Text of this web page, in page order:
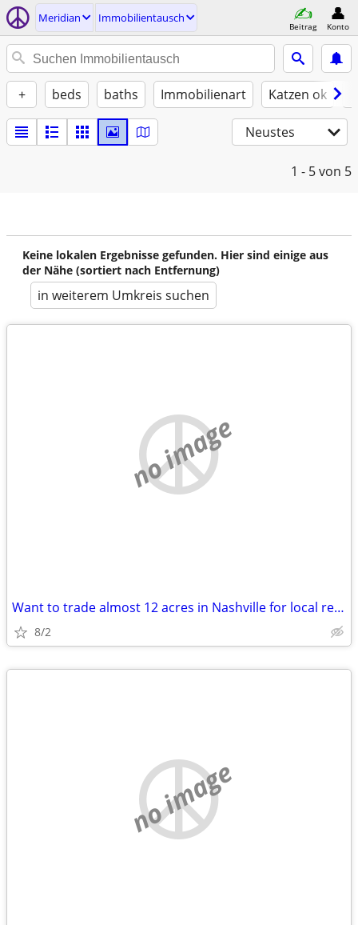
Meridian Immobilientausch
Beitrag Konto
+ beds baths Immobilienart Katzen ok
Neustes
1 - 5von 5
Keine lokalen Ergebnisse gefunden. Hier sind einige aus
der Nähe (sortiert nach Entfernung)
in weiterem Umkreis suchen
no image
Want to trade almost 12 acres in Nashville for local real estate
8/2
no image